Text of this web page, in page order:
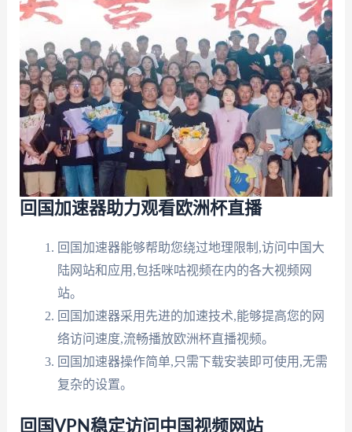
回国加速器助力观看欧洲杯直播
回国加速器能够帮助您绕过地理限制,访问中国大
陆网站和应用,包括咪咕视频在内的各大视频网
站。
回国加速器采用先进的加速技术,能够提高您的网
络访问速度,流畅播放欧洲杯直播视频。
回国加速器操作简单,只需下载安装即可使用,无需
复杂的设置。
回国VPN稳定访问中国视频网站